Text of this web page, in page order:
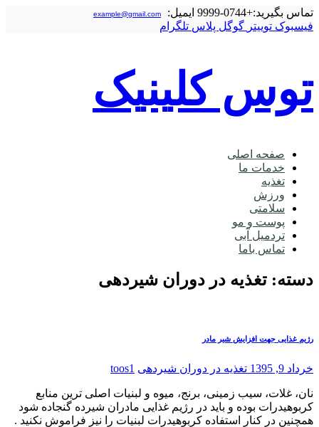
تماس بگیرید:+0744-9999 ایمیل: example@gmail.com
فیسبوک توییتر گوگل‌ پلاس تلگرام
توس کلینیک
صفحه اصلی
خدمات ما
تغذیه
ورزش
سلامتی
پوست و مو
تردمیل آبی
تماس باما
دسته: تغذیه در دوران شیردهی
رژیم غذایی جهت افزایش شیر مادر
خرداد 9, 1395 تغذیه در دوران شیردهی toos1
نان، غلات، سیب زمینی، برنج، میوه و لبنیات اصلی ترین منابع
کربوهیدرات بوده و باید در رژیم غذایی مادران شیرده گنجاده شود
همچنین در کنار استفاده کربوهیدرات لبنیات را نیز فراموش نکنید .